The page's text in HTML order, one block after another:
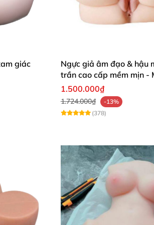
cong tuyệt mỹ được tính toán
tạo nên một tổng thể hài hòa,
động.
giác
Ngực giả âm đạo & hậu
trần cao cấp mềm mịn -
Mastuebator 3kg
1.500.000₫
1.724.000₫
-13%
(378)